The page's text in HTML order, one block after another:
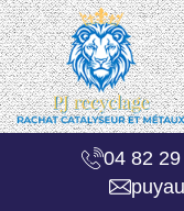
04 82